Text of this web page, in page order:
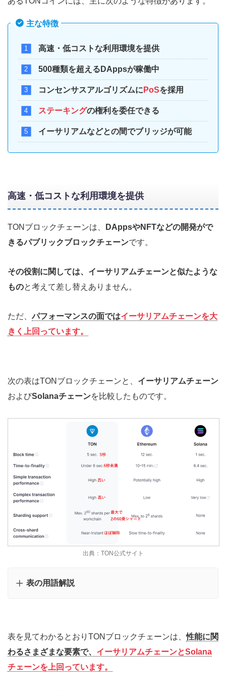
主な特徴
高速・低コストな利用環境を提供
500種類を超えるDAppsが稼働中
コンセンサスアルゴリズムに PoSを採用
ステーキングの権利を委任できる
イーサリアムなどとの間でブリッジが可能
高速・低コストな利用環境を提供
TONブロックチェーンは、
DAppsやNFTなどの開発がで
きるパブリックブロックチェーンです。
その役割に関しては、イーサリアムチェーンと似たような
ものと考えて差し替えありません。
ただ、パフォーマンスの面ではイーサリアムチェーンを大
きく上回っています。
次の表はTONブロックチェーンと、 イーサリアムチェーン
およびSolanaチェーンを比較したものです。
出典：TON公式サイト
表の用語解説
表を見てわかるとおりTONブロックチェーンは、性能に関
わるさまざまな要素で、 イーサリアムチェーンとSolana
チェーンを上回っています。